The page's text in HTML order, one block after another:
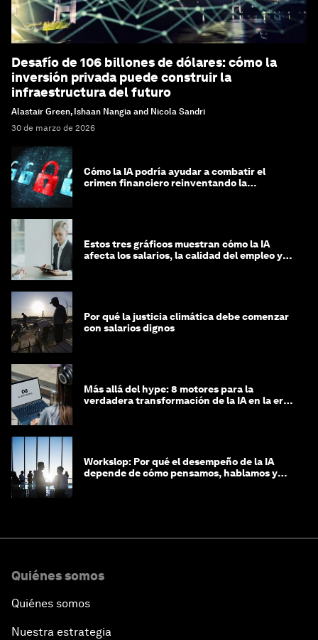
Desafío de 106 billones de dólares: cómo la
inversión privada puede construir la
infraestructura del futuro
Alastair Green, Ishaan Nangia and Nicola Sandri
30 de marzo de 2026
Cómo la IA podría ayudar a combatir el
crimen financiero reinventando la
Estos tres gráficos muestran cómo la IA
afecta los salarios, la calidad del empleo y
Por qué la justicia climática debe comenzar
con salarios dignos
Más allá del hype: 8 motores para la
verdadera transformación de la IA en la era
Workslop: Por qué el desempeño de la IA
depende de cómo pensamos, hablamos y
Quiénes somos
Quiénes somos
Nuestra estrategia